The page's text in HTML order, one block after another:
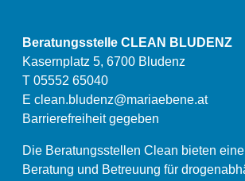
Beratungsstelle CLEAN BLUDENZ
Kasernplatz 5, 6700 Bludenz
T 05552 65040
E clean.bludenz@mariaebene.at
Barrierefreiheit gegeben
Die Beratungsstellen Clean bieten
Beratung und Betreuung für